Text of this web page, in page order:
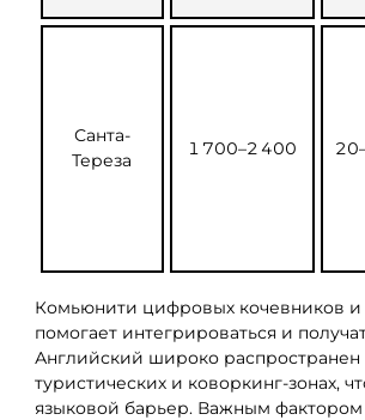
Санта-
Тереза
1 700–2 400
Комьюнити цифровых кочевников и
помогает интегрироваться и
Английский широко распространен
туристических и коворкинг-зонах,
языковой барьер. Важным фактором